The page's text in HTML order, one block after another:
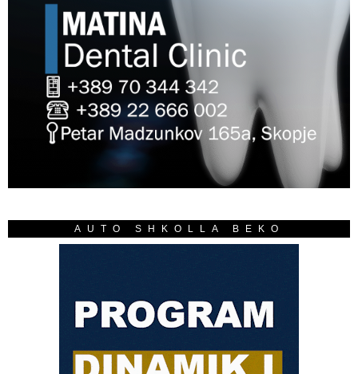
AUTO SHKOLLA BEKO